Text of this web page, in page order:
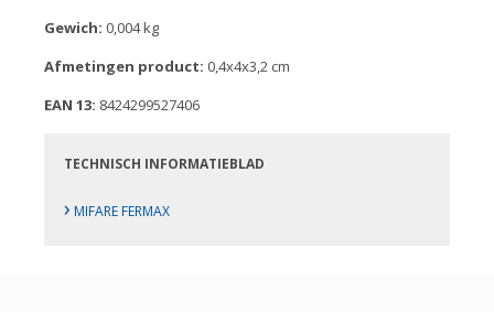
Gewich: 0,004 kg
Afmetingen product: 0,4x4x3,2 cm
EAN 13: 8424299527406
TECHNISCH INFORMATIEBLAD
› MIFARE FERMAX